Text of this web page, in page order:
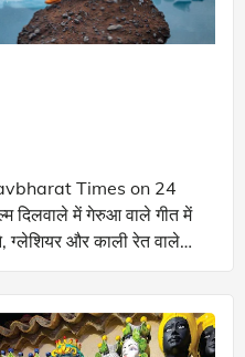
Times on 24
और काली रेत वाले